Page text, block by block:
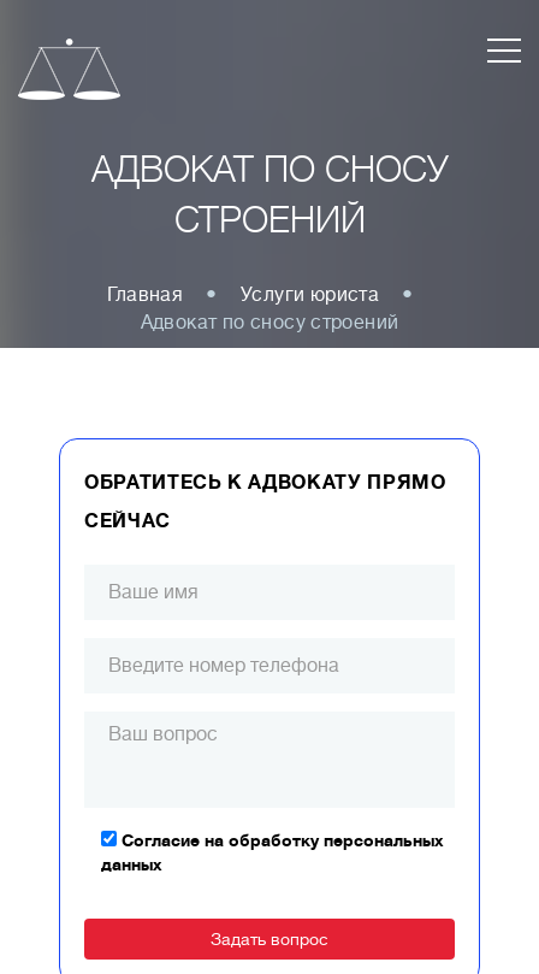
АДВОКАТ ПО СНОСУ
СТРОЕНИЙ
Главная
Услуги юриста
Адвокат по сносу строений
ОБРАТИТЕСЬ К АДВОКАТУ ПРЯМО
СЕЙЧАС
Согласие на обработку персональных
данных